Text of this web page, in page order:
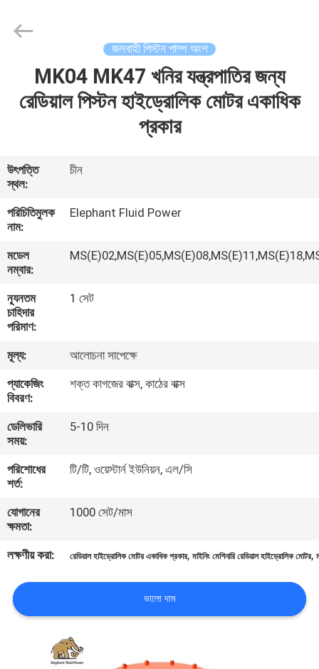
আমাদের
সম্পর্কে
ভ্রমণ
মান
নিয়ন্ত্রণ
যোগাযোগ
করুন
খবর
সাইট
PRIVACY
POLICY
Power
Co.,Ltd.
জলবাহী পিস্টন পাম্প অংশ
MK04 MK47 খনির যন্ত্রপাতির জন্য
রেডিয়াল পিস্টন হাইড্রোলিক মোটর একাধিক
প্রকার
উৎপত্তি
স্থল:
চীন
পরিচিতিমুলক
নাম:
Elephant Fluid Power
মডেল
নম্বার:
ন্যূনতম
চাহিদার
পরিমাণ:
1 সেট
মূল্য:
আলোচনা সাপেক্ষে
প্যাকেজিং
বিবরণ:
শক্ত কাগজের বাক্স, কাঠের বাক্স
ডেলিভারি
সময়:
5-10 দিন
পরিশোধের
শর্ত:
টি/টি, ওয়েস্টার্ন ইউনিয়ন, এল/সি
যোগানের
ক্ষমতা:
1000 সেট/মাস
লক্ষণীয় করা: রেডিয়াল হাইড্রোলিক মোটর একাধিক প্রকার,মাইনিং মেশিনারি রেডিয়াল হাইড্রোলিক মোটর,
ভালো দাম